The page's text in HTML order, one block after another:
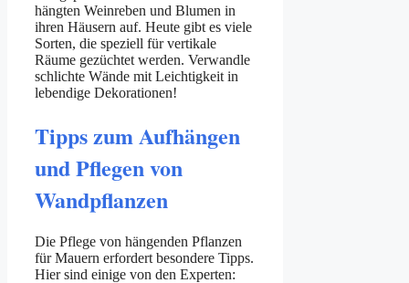
hängten Weinreben und Blumen in
ihren Häusern auf. Heute gibt es viele
Sorten, die speziell für vertikale
Räume gezüchtet werden. Verwandle
schlichte Wände mit Leichtigkeit in
lebendige Dekorationen!
Tipps zum Aufhängen
und Pflegen von
Wandpflanzen
Die Pflege von hängenden Pflanzen
für Mauern erfordert besondere Tipps.
Hier sind einige von den Experten: